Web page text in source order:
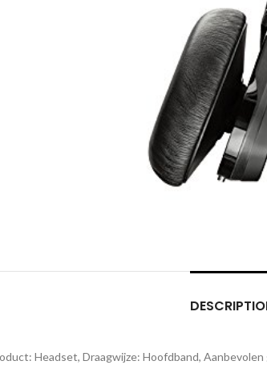
Headset, Draagwijze: Hoofdband,